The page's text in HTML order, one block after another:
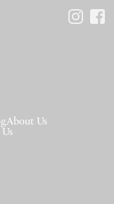
About Us